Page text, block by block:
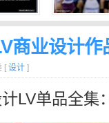
商业设计作
[ 设计 ]
LV单品全集：